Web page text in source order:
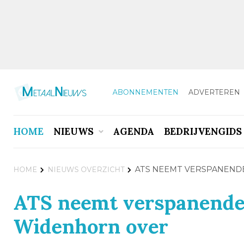
ABONNEMENTEN ADVERTEREN
HOME NIEUWS AGENDA BEDRIJVENGIDS
HOME NIEUWS OVERZICHT ATS NEEMT
ATS neemt
Widenhorn over